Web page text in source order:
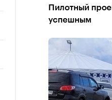
Пилотный
успешным